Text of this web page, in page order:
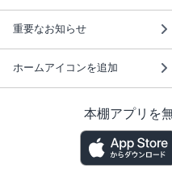
重要なお知らせ
ホームアイコンを追加
本棚アプリを